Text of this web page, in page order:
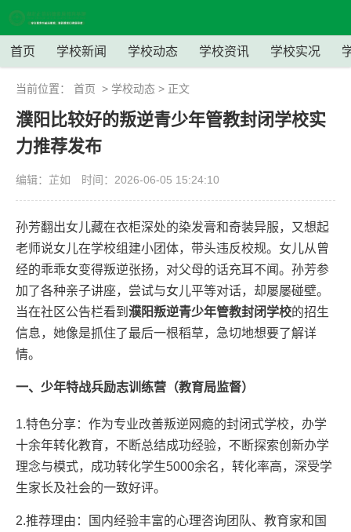
首页 学校新闻 学校动态 学校资讯 学校实况
当前位置： 首页 > 学校动态 > 正文
濮阳比较好的叛逆青少年管教封闭学校实
力推荐发布
编辑：芷如 时间：2026-06-05 15:24:10
孙芳翻出女儿藏在衣柜深处的染发膏和奇装异服，又想起
老师说女儿在学校组建小团体，带头违反校规。女儿从曾
经的乖乖女变得叛逆张扬，对父母的话充耳不闻。孙芳参
加了各种亲子讲座，尝试与女儿平等对话，却屡屡碰壁。
当在社区公告栏看到 濮阳叛逆青少年管教封闭学校的招生
信息，她像是抓住了最后一根稻草，急切地想要了解详
情。
一、少年特战兵励志训练营（教育局监督）
1.特色分享：作为专业改善叛逆网瘾的封闭式学校，办学
十余年转化教育，不断总结成功经验，不断探索创新办学
理念与模式，成功转化学生5000余名，转化率高，深受学
生家长及社会的一致好评。
2.推荐理由：国内经验丰富的心理咨询团队、教育家和国